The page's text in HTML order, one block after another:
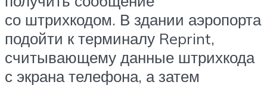
со штрихкодом. В здании аэропорта
подойти к терминалу Reprint,
считывающему данные штрихкода
с экрана телефона, а затем